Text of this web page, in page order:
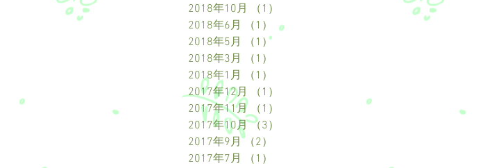
2018年10月
（1）
2018年6月
（1）
1件の記事
2018年5月
（1）
2018年3月
（1）
2018年1月
（1）
2017年12月
（1）
2017年11月
（1）
2017年10月 （3）
2017年9月 （2）
2017年7月
（1）